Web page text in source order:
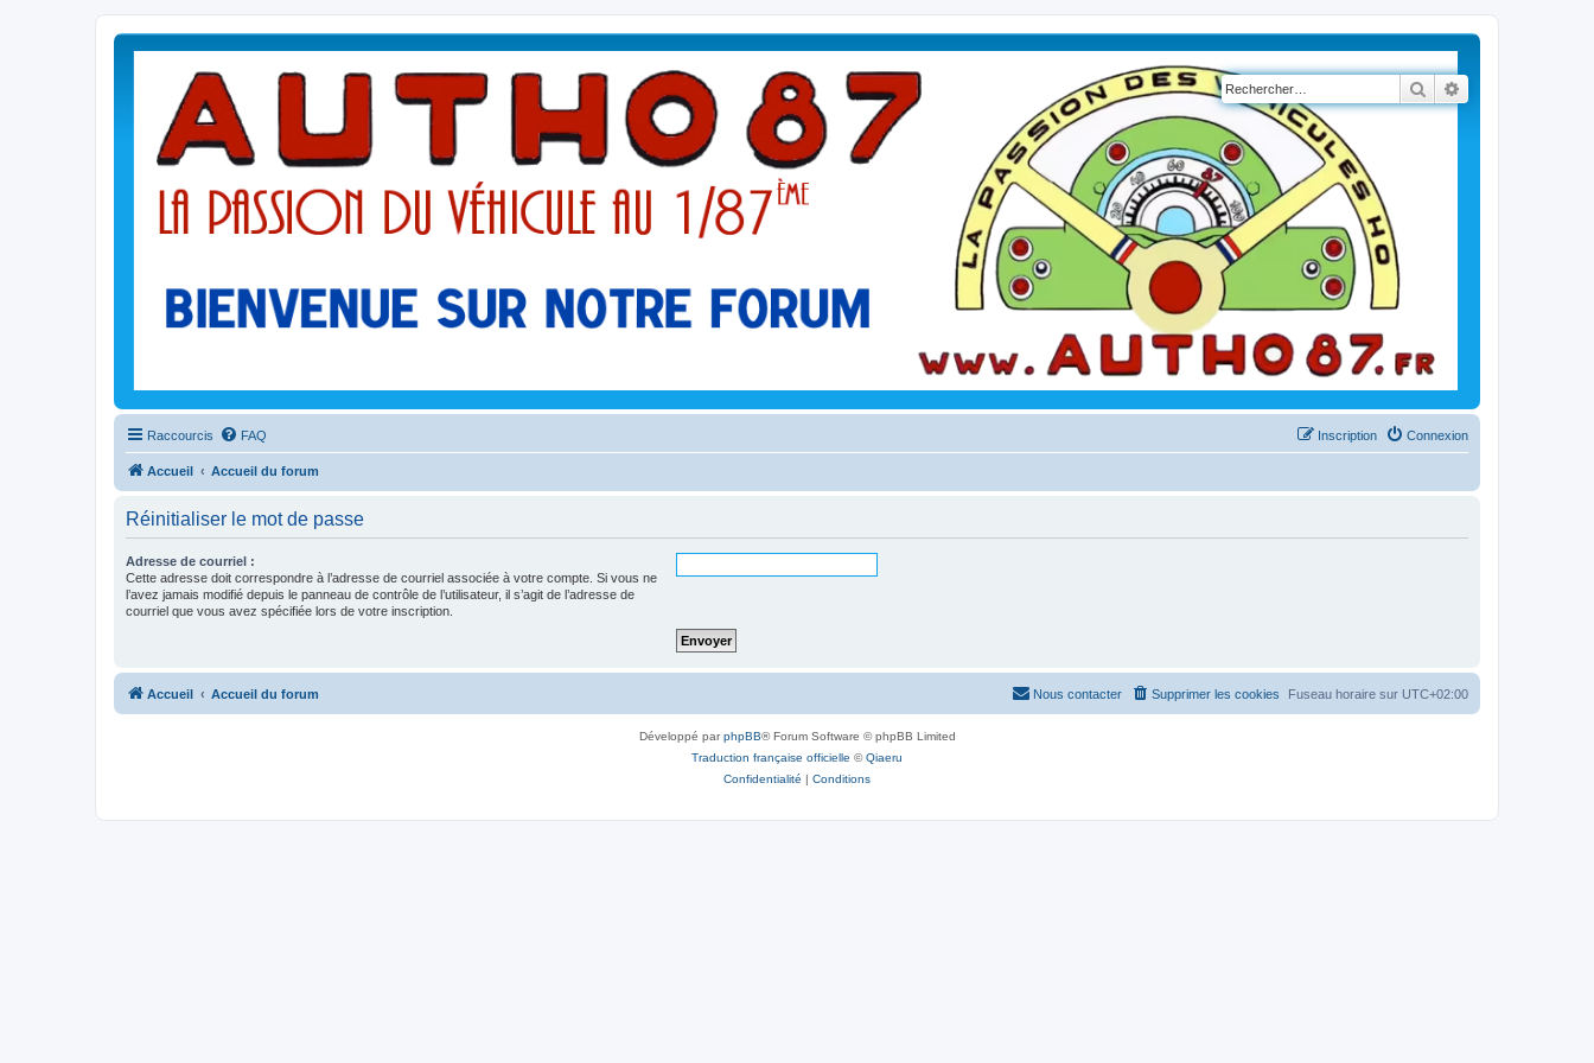
Rechercher
Raccourcis FAQ Connexion
Inscription
Accueil Accueil du forum
Réinitialiser le mot de passe
Adresse de courriel :
Cette adresse doit correspondre à l’adresse de courriel associée à votre compte. Si vous ne
l’avez jamais modifié depuis le panneau de contrôle de l’utilisateur, il s’agit de l’adresse de
courriel que vous avez spécifiée lors de votre inscription.
Accueil Accueil du forum Fuseau horaire sur UTC+02:00
Supprimer les cookies
Nous contacter
Développé parphpBB® Forum Software © phpBB Limited
Traduction française officielle ©Qiaeru
Confidentialité | Conditions